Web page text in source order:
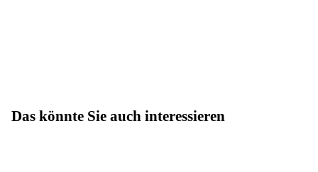
Das könnte Sie auch interessieren